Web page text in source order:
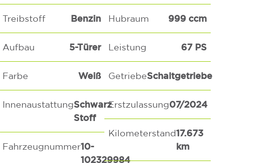
Treibstoff Benzin
Aufbau 5-Türer
Farbe Weiß
InnenaustattungSchwarz
Stoff
Fahrzeugnummer10-
102329984
Hubraum 999 ccm
Leistung 67 PS
GetriebeSchaltgetriebe
Erstzulassung07/2024
Kilometerstand17.673
km